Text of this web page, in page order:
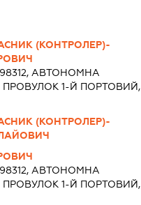
(КОНТРОЛЕР)-
АВТОНОМНА
ПРОВУЛОК 1-Й ПОРТОВИЙ,
(КОНТРОЛЕР)-
АВТОНОМНА
ПРОВУЛОК 1-Й ПОРТОВИЙ,